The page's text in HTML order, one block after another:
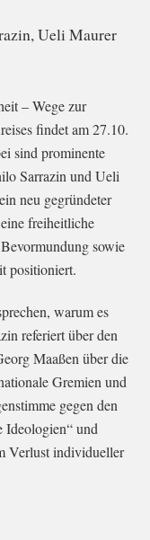
Ueli Maurer
– Wege zur
findet am 27.10.
sind prominente
Sarrazin und Ueli
neu gegründeter
freiheitliche
sowie
positioniert.
warum es
referiert über den
Maaßen über die
Gremien und
gegen den
Ideologien“ und
Verlust individueller